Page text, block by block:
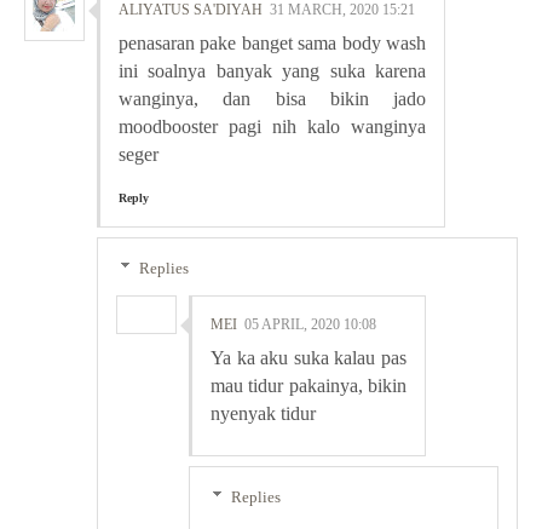
ALIYATUS SA'DIYAH 31 MARCH, 2020 15:21
penasaran pake banget sama body wash
ini soalnya banyak yang suka karena
wanginya, dan bisa bikin jado
moodbooster pagi nih kalo wanginya
seger
Reply
Replies
MEI 05 APRIL, 2020 10:08
Ya ka aku suka kalau pas
mau tidur pakainya, bikin
nyenyak tidur
Replies